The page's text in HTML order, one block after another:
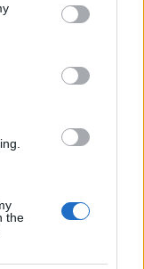
the
στην Κρήτη
A ’Εξαμήνου
ρεκόρ
τροχαίο στο